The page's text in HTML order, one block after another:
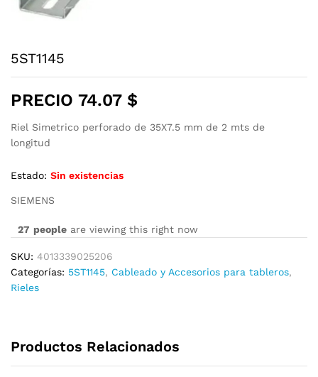
5ST1145
PRECIO 74.07 $
Riel Simetrico perforado de 35X7.5 mm de 2 mts de
longitud
Estado: Sin existencias
SIEMENS
27 people are viewing this right now
SKU: 4013339025206
Categorías: 5ST1145, Cableado y Accesorios para tableros,
Rieles
Productos Relacionados